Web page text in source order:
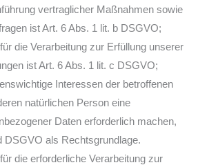
vertraglicher Maßnahmen sowie
ist Art. 6 Abs. 1 lit. b DSGVO;
die Verarbeitung zur Erfüllung unserer
ist Art. 6 Abs. 1 lit. c DSGVO;
Interessen der betroffenen
natürlichen Person eine
Daten erforderlich machen,
DSGVO als Rechtsgrundlage.
die erforderliche Verarbeitung zur